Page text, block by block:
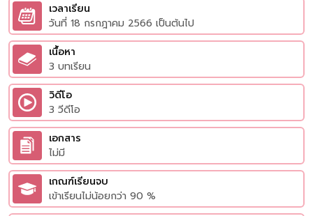
เวลาเรียน
วันที่ 18 กรกฎาคม 2566 เป็นต้นไป
เนื้อหา
3 บทเรียน
วิดีโอ
3 วีดีโอ
เอกสาร
ไม่มี
เกณฑ์เรียนจบ
เข้าเรียนไม่น้อยกว่า 90 %